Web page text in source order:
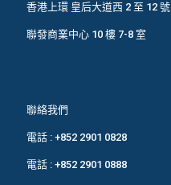
香港上環 皇后大道西 2 至 12 號
聯發商業中心 10 樓 7-8 室
聯絡我們
電話 : +852 2901 0828
電話 : +852 2901 0888